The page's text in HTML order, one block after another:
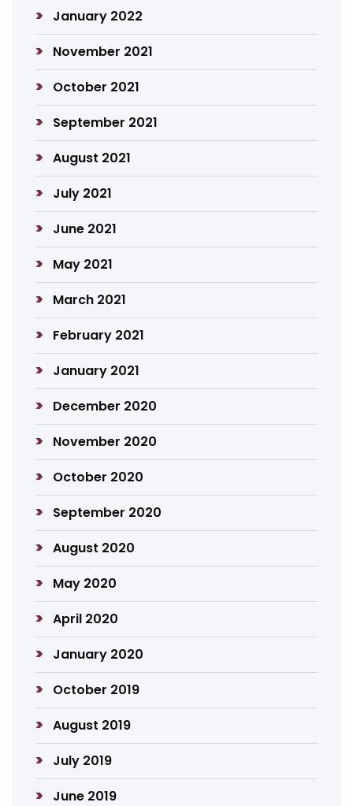
January 2022
November 2021
October 2021
September 2021
August 2021
July 2021
June 2021
May 2021
March 2021
February 2021
January 2021
December 2020
November 2020
October 2020
September 2020
August 2020
May 2020
April 2020
January 2020
October 2019
August 2019
July 2019
June 2019